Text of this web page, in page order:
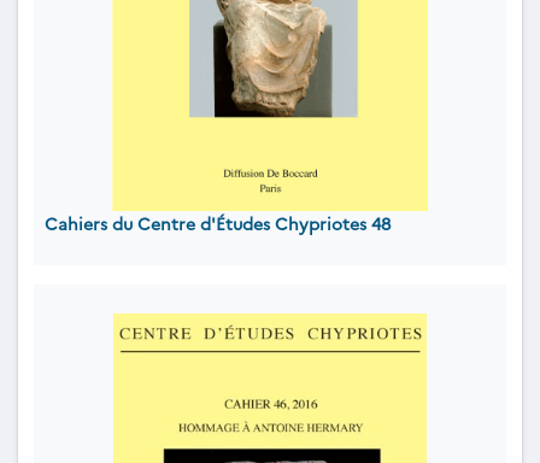
Cahiers du Centre d'Études Chypriotes 48